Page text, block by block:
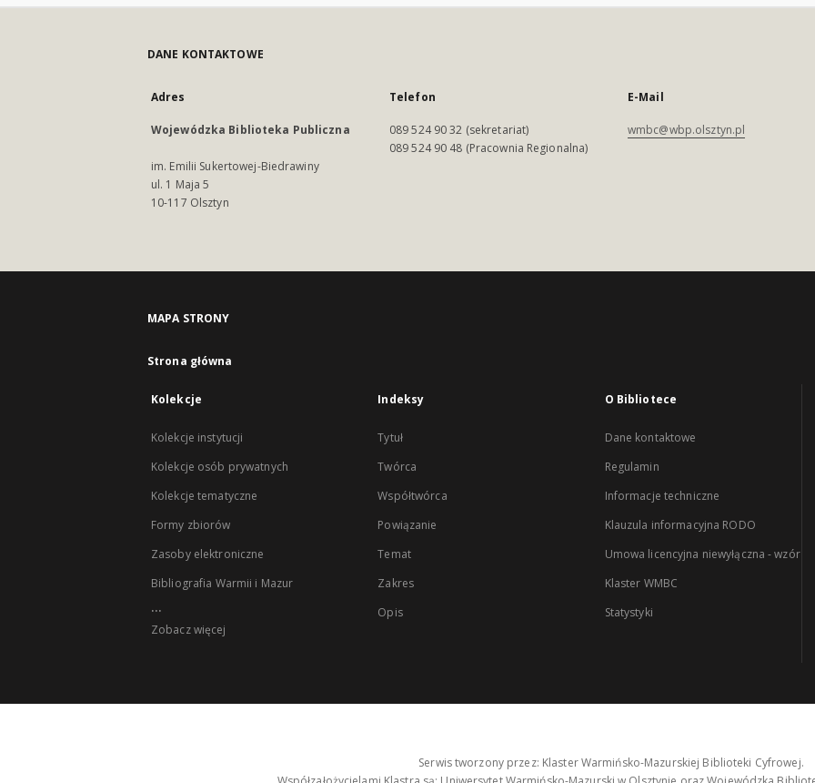
DANE KONTAKTOWE
Adres
Wojewódzka Biblioteka Publiczna
im. Emilii Sukertowej-Biedrawiny
ul. 1 Maja 5
10-117 Olsztyn
Telefon
089 524 90 32 (sekretariat)
089 524 90 48 (Pracownia Regionalna)
E-Mail
wmbc@wbp.olsztyn.pl
MAPA STRONY
Strona główna
Kolekcje
Kolekcje instytucji
Kolekcje osób prywatnych
Kolekcje tematyczne
Formy zbiorów
Zasoby elektroniczne
Bibliografia Warmii i Mazur
...
Zobacz więcej
Indeksy
Tytuł
Twórca
Współtwórca
Powiązanie
Temat
Zakres
Opis
O Bibliotece
Dane kontaktowe
Regulamin
Informacje techniczne
Klauzula informacyjna RODO
Umowa licencyjna niewyłączna - wzór
Klaster WMBC
Statystyki
Serwis tworzony przez: Klaster Warmińsko-Mazurskiej Biblioteki Cyfrowej.